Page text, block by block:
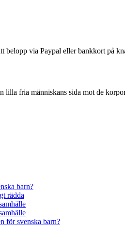
via Paypal eller bankkort på
fria människans sida mot de
barn?
rädda
för svenska barn?